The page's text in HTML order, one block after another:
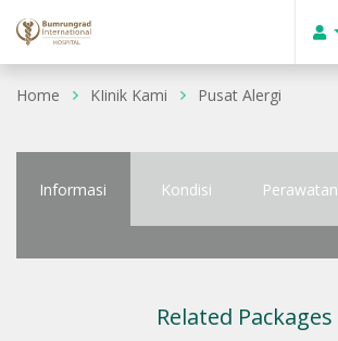
Home KIinik Kami Pusat Alergi
Informasi Kondisi Perawatan
Related Packages